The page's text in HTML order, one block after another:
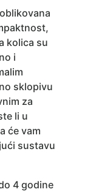
kolica su
i
sklopivu
za
li u
će vam
sustavu
4 godine